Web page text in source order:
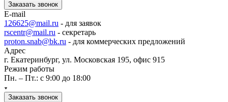
Заказать звонок
E-mail
126625@mail.ru - для заявок
rscentr@mail.ru - секретарь
proton.snab@bk.ru - для коммерческих предложений
Адрес
г. Екатеринбург, ул. Московская 195, офис 915
Режим работы
Пн. – Пт.: с 9:00 до 18:00
Заказать звонок